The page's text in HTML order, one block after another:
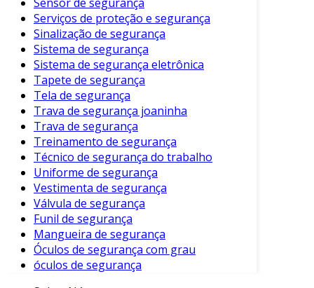
Serviços de proteção e segurança
Sinalização de segurança
Sistema de segurança
Sistema de segurança eletrônica
Tapete de segurança
Tela de segurança
Trava de segurança joaninha
Trava de segurança
Treinamento de segurança
Técnico de segurança do trabalho
Uniforme de segurança
Vestimenta de segurança
Válvula de segurança
Funil de segurança
Mangueira de segurança
Óculos de segurança com grau
óculos de segurança